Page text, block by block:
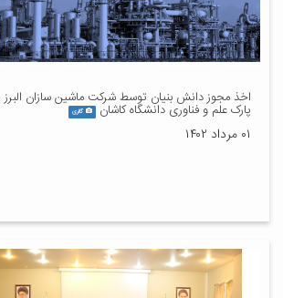
اخذ مجوز دانش بنیان توسط شرکت ماشین سازان
پارک علم و فناوری دانشگاه کاشان گالری
۰۱ مرداد ۱۴۰۲